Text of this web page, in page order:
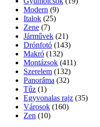
Modern (9)
Italok (25)
Zene (7)
Járművek (21)
Drónfotó (143)
Makró (132)
Montázsok (411)
Szerelem (132)
Panoráma (32)
Tűz (1)
Egyvonalas rajz (35)
Városok (160)
Zen (10)